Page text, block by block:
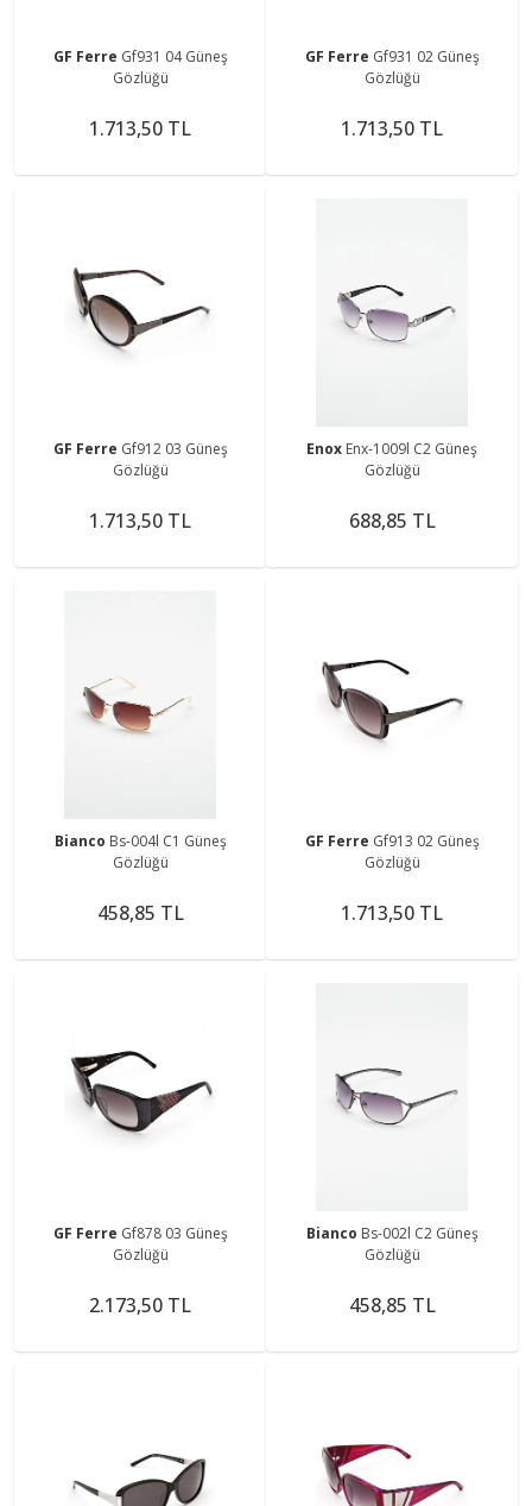
GF Ferre Gf931 04 Güneş
Gözlüğü
1.713,50 TL
GF Ferre Gf931 02 Güneş
Gözlüğü
1.713,50 TL
GF Ferre Gf912 03 Güneş
Gözlüğü
1.713,50 TL
Enox Enx-1009l C2 Güneş
Gözlüğü
688,85 TL
Bianco Bs-004l C1 Güneş
Gözlüğü
458,85 TL
GF Ferre Gf913 02 Güneş
Gözlüğü
1.713,50 TL
GF Ferre Gf878 03 Güneş
Gözlüğü
2.173,50 TL
Bianco Bs-002l C2 Güneş
Gözlüğü
458,85 TL